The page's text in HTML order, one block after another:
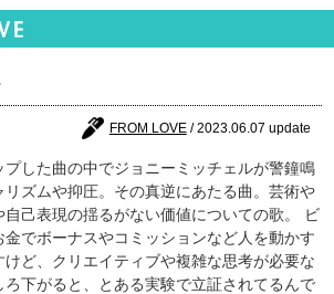
FROM LOVE/ 2023.06.07 update
プした曲の中でジョニーミッチェルが警鐘鳴
リズムや抑圧。その真逆にあたる曲。芸術や
自己表現の揺るがない価値についての歌。 ビ
でボーナスやコミッションなど人を動かす
ど、クリエイティブや複雑な思考が必要な
下がると、とある実験で立証されてるんで